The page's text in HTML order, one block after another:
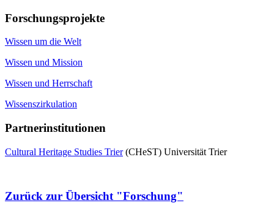
Forschungsprojekte
Wissen um die Welt
Wissen und Mission
Wissen und Herrschaft
Wissenszirkulation
Partnerinstitutionen
Cultural Heritage Studies Trier(CHeST) Universität Trier
Zurück zur Übersicht "Forschung"